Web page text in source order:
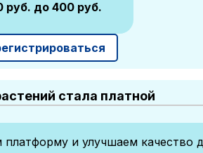
руб. до 400 руб.
стала платной
и улучшаем качество